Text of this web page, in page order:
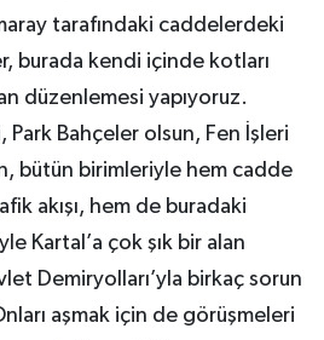
tarafındaki caddelerdeki
burada kendi içinde kotları
düzenlemesi yapıyoruz.
Park Bahçeler olsun, Fen İşleri
bütün birimleriyle hem cadde
akışı, hem de buradaki
Kartal’a çok şık bir alan
Demiryolları’yla birkaç sorun
aşmak için de görüşmeleri